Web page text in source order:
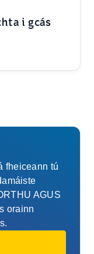
i gcás
fheiceann tú
AGUS
orainn